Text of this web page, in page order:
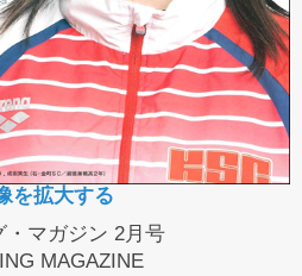
を拡大する
・マガジン 2月号
MAGAZINE